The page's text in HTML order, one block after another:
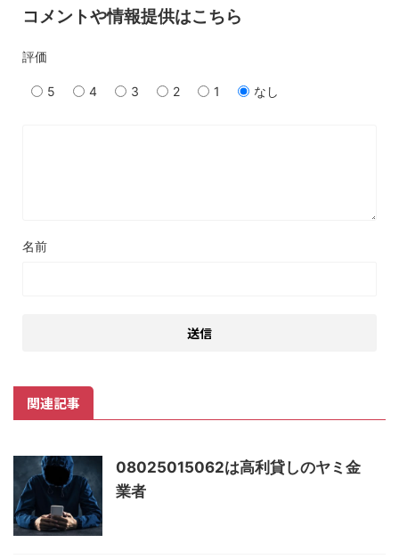
コメントや情報提供はこちら
評価
5 4 3 2 1 なし
名前
関連記事
08025015062は高利貸しのヤミ金
業者